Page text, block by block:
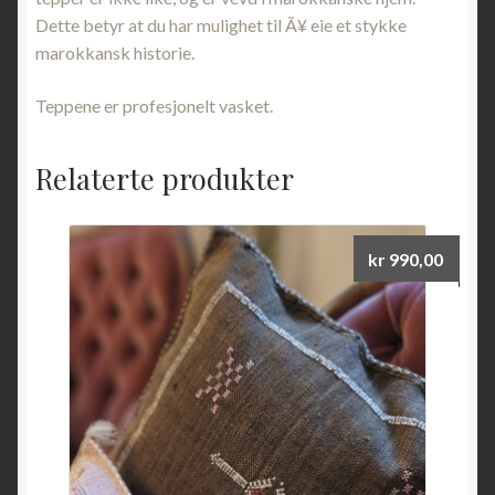
Dette betyr at du har mulighet til Ã¥ eie et stykke
marokkansk historie.
Teppene er profesjonelt vasket.
Relaterte produkter
kr 990,00